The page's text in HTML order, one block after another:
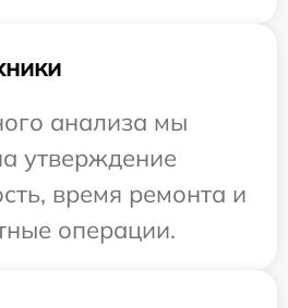
анализа мы
утверждение
время ремонта и
операции.